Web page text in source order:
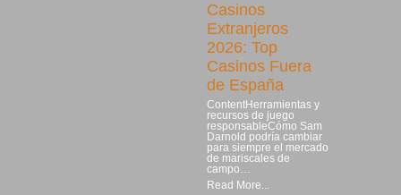
Casinos
Extranjeros
2026: Top
Casinos Fuera
de España
ContentHerramientas y
recursos de juego
responsableCómo Sam
Darnold podría cambiar
para siempre el mercado
de mariscales de
campo…
Read More...